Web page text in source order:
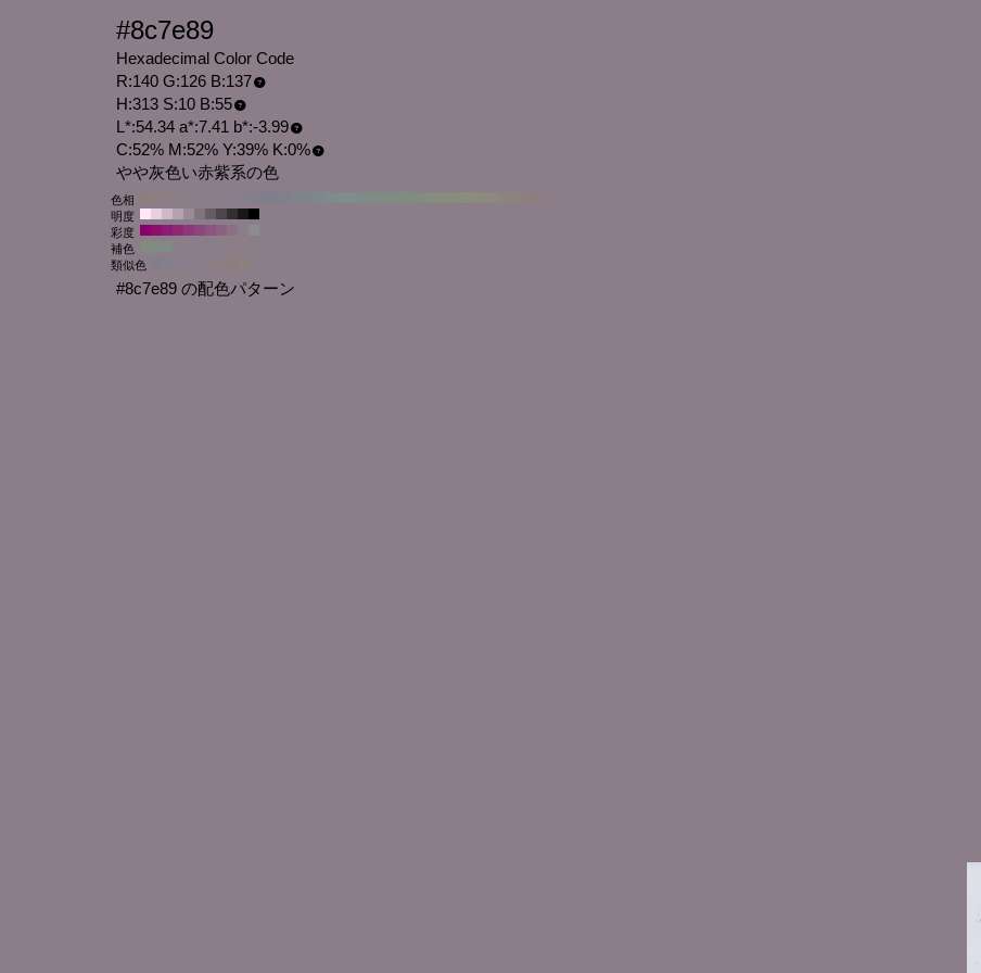
#8c7e89
Hexadecimal Color Code
R:140 G:126 B:137
H:313 S:10 B:55
L*:54.34 a*:7.41 b*:-3.99
C:52% M:52% Y:39% K:0%
やや灰色い赤紫系の色
色相
明度
彩度
補色
類似色
#8c7e89 の配色パターン